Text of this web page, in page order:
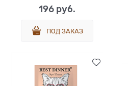
196 руб.
ПОД ЗАКАЗ